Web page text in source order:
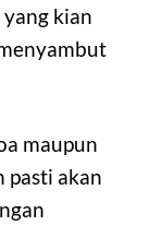
kian
maupun
pasti akan